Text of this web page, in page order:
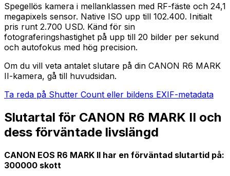
Spegellös kamera i mellanklassen med RF-fäste och 24,1
megapixels sensor. Native ISO upp till 102.400. Initialt
pris runt 2.700 USD. Känd för sin
fotograferingshastighet på upp till 20 bilder per sekund
och autofokus med hög precision.
Om du vill veta antalet slutare på din CANON R6 MARK
II-kamera, gå till huvudsidan.
Ta reda på Shutter Count eller bildens EXIF-metadata
Slutartal för CANON R6 MARK II och
dess förväntade livslängd
CANON EOS R6 MARK II har en förväntad slutartid på:
300000 skott